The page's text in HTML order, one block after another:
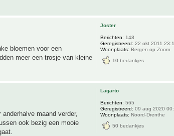
bloemen voor een
meer een trosje van kleine
Joster
Berichten: 148
Geregistreerd: 22 okt 2011
Woonplaats: Bergen op Zoom
10 bedankjes
maand verder,
ook bezig een mooie
Lagarto
Berichten: 565
Geregistreerd: 09 aug 2020
Woonplaats: Noord-Drenthe
50 bedankjes